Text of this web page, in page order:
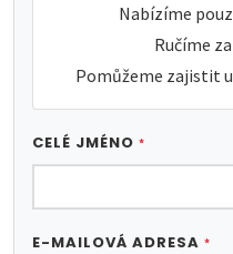
Nabízíme
Ručíme
Pomůžeme zajistit
CELÉ JMÉNO *
E-MAILOVÁ ADRESA *